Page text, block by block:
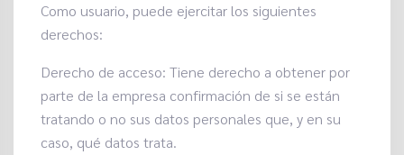
Como usuario, puede ejercitar los siguientes
derechos:
Derecho de acceso: Tiene derecho a obtener por
parte de la empresa confirmación de si se están
tratando o no sus datos personales que, y en su
caso, qué datos trata.